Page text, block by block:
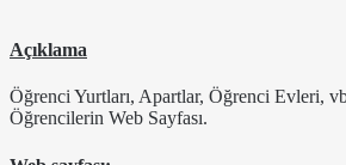
Açıklama
Öğrenci Yurtları, Apartlar, Öğrenci Evleri,
Öğrencilerin Web Sayfası.